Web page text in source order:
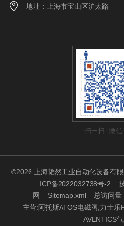
地址：上海市宝山区沪太路
扫一扫 微信
©2026 上海韬然工业自动化设备有
ICP备2022032738号-2 技
网
Sitemap.xml 总访问量
主营:阿托斯ATOS电磁阀,力士乐
AVENTICS